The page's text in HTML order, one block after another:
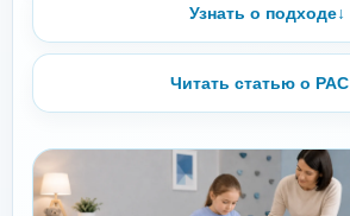
Узнать о подходе↓
Читать статью о РАС